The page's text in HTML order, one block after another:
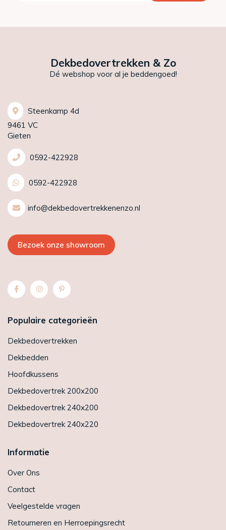
Dekbedovertrekken & Zo
Dé webshop voor al je beddengoed!
Steenkamp 4d
9461 VC
Gieten
0592-422928
0592-422928
info@dekbedovertrekkenenzo.nl
Bezoek onze showroom
Populaire categorieën
Dekbedovertrekken
Dekbedden
Hoofdkussens
Dekbedovertrek 200x200
Dekbedovertrek 240x200
Dekbedovertrek 240x220
Informatie
Over Ons
Contact
Veelgestelde vragen
Retourneren en Herroepingsrecht